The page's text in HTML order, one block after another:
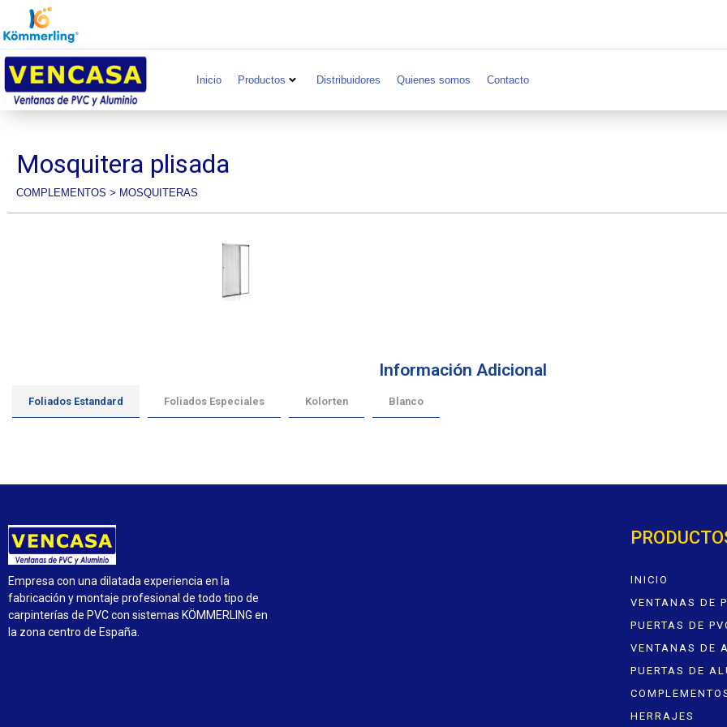
Inicio Productos Distribuidores Quienes somos Contacto
Mosquitera plisada
COMPLEMENTOS > MOSQUITERAS
Información Adicional
Foliados Estandard Foliados Especiales Kolorten Blanco
Empresa con una dilatada experiencia en la
fabricación y montaje profesional de todo tipo de
carpinterías de PVC con sistemas KÖMMERLING en
la zona centro de España.
INICIO
VENTANAS DE
PUERTAS DE
VENTANAS DE
PUERTAS DE
HERRAJES